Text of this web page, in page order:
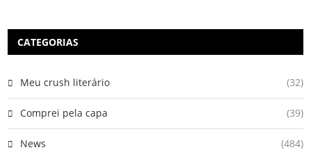
CATEGORIAS
Meu crush literário (32)
Comprei pela capa (39)
News (484)